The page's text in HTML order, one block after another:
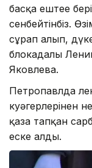
басқа ештеңе
сенбейтінбіз.
сұрап алып,
блокадалы
Яковлева.
Петропавлда
куәгерлерінен
қаза тапқан
еске алды.